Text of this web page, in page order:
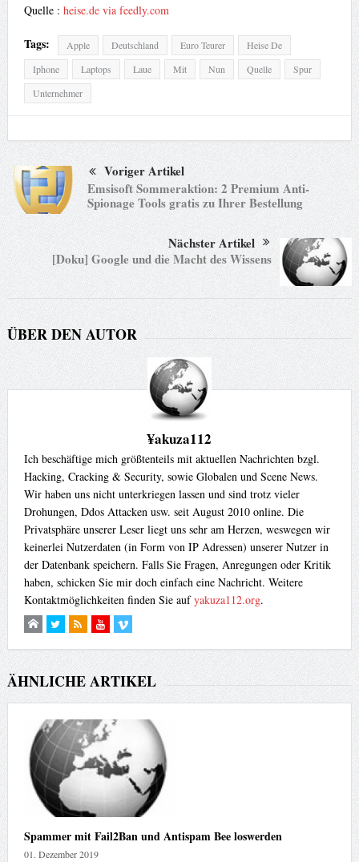
Quelle : heise.de via feedly.com
Tags: Apple Deutschland Euro Teurer
Heise De
Iphone
Laptops Laue Mit Nun Quelle
Spur
Unternehmer
Voriger Artikel
Emsisoft Sommeraktion: 2 Premium Anti-
Spionage Tools gratis zu Ihrer Bestellung
Nächster Artikel
[Doku] Google und die Macht des Wissens
ÜBER DEN AUTOR
¥akuza112
Ich beschäftige mich größtenteils mit aktuellen Nachrichten bzgl.
Hacking, Cracking & Security, sowie Globalen und Scene News.
Wir haben uns nicht unterkriegen lassen und sind trotz vieler
Drohungen, Ddos Attacken usw. seit August 2010 online. Die
Privatsphäre unserer Leser liegt uns sehr am Herzen, weswegen wir
keinerlei Nutzerdaten (in Form von IP Adressen) unserer Nutzer in
der Datenbank speichern. Falls Sie Fragen, Anregungen oder Kritik
haben, schicken Sie mir doch einfach eine Nachricht. Weitere
Kontaktmöglichkeiten finden Sie aufyakuza112.org.
ÄHNLICHE ARTIKEL
Spammer mit Fail2Ban und Antispam Bee loswerden
01. Dezember 2019